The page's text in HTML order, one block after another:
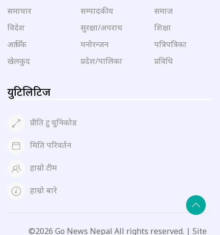
समाचार
विदेश
आर्थिक
खेलकुद
सम्पादकीय
सुरक्षा/अपराध
मनोरन्जन
प्रदेश/पालिका
समाज
शिक्षा
पत्रिपत्रिका
प्रविधि
युटिलिटिज
प्रीति टु युनिकोड
मिति परिवर्तन
हाम्रो टीम
हाम्रो बारे
©2026 Go News Nepal All rights reserved. | Site